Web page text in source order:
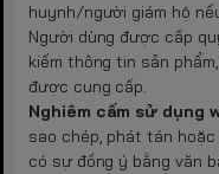
huynh/người giám hộ
Người dùng được cấp
kiếm thông tin sản
được cung cấp.
Nghiêm cấm sử dụng
sao chép, phát tán
có sự đồng ý bằng văn